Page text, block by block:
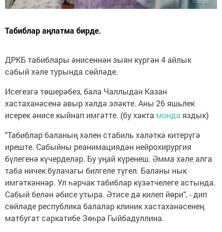
Табиблар аңлатма бирде.
ДРКБ табиблары әнисеннән зыян күргән 4 айлык
сабый хәле турында сөйләде.
Исегезгә төшерәбез, бала Чаллыдан Казан
хастаханәсенә авыр хәлдә эләкте. Аны 26 яшьлек
исерек әнисе кыйнап имгәтте. (бу хакта монда яздык)
"Табиблар баланың хәлен стабиль халәткә китерүгә
иреште. Сабыйны реанимациядән нейрохирургия
бүлегенә күчерделәр. Бу уңай күренеш. Әмма хәле алга
таба ничек булачагы билгеле түгел. Баланы нык
имгәткәннәр. Ул һәрчак табиблар күзәтчелеге астында.
Сабый белән әбисе утыра. Әтисе дә килеп йөри", - дип
сөйләде республика балалар клиник хастаханәсенең
матбугат сәркатибе Зөһрә Гыйбадуллина.